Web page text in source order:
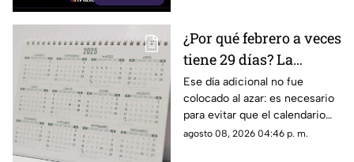
¿Por qué febrero a veces
tiene 29 días? La
curiosa razón detrás de
los años bisiestos
Ese día adicional no fue
colocado al azar: es necesario
para evitar que el calendario
pierda sincronía con las
agosto 08, 2026 04:46 p. m.